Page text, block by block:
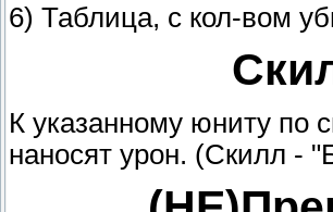
6) Таблица, с кол-вом
К указанному юниту по
наносят урон. (Скилл -